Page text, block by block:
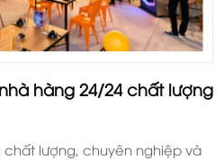
hàng 24/24 chất lượng
lượng, chuyên nghiệp và